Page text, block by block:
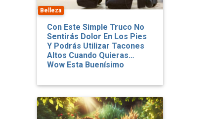
Belleza
Con Este Simple Truco No
Sentirás Dolor En Los Pies
Y Podrás Utilizar Tacones
Altos Cuando Quieras…
Wow Esta Buenísimo